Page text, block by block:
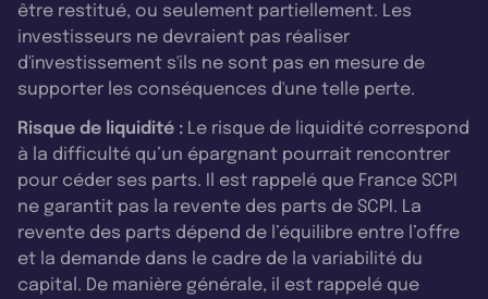
être restitué, ou seulement partiellement. Les
investisseurs ne devraient pas réaliser
d'investissement s'ils ne sont pas en mesure de
supporter les conséquences d'une telle perte.
Risque de liquidité : Le risque de liquidité correspond
à la difficulté qu’un épargnant pourrait rencontrer
pour céder ses parts. Il est rappelé que France SCPI
ne garantit pas la revente des parts de SCPI. La
revente des parts dépend de l’équilibre entre l’offre
et la demande dans le cadre de la variabilité du
capital. De manière générale, il est rappelé que